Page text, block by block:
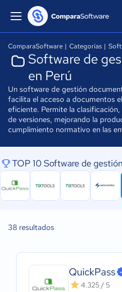
ComparaSoftware | Categorías |
Software de
en Perú
Un software de gestión
facilita el acceso a documentos
eficiente. Permite la
de versiones, mejorando la
cumplimiento normativo en las
TOP 10 Software de
38 resultados
QuickPass
4.325 / 5